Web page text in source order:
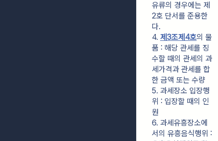
유류의 경우에는 제
2호 단서를 준용한
다.
4. 제3조제4호의 물
품 : 해당 관세를 징
수할 때의 관세의 과
세가격과 관세를 합
한 금액 또는 수량
5. 과세장소 입장행
위 : 입장할 때의 인
원
6. 과세유흥장소에
서의 유흥음식행위 :